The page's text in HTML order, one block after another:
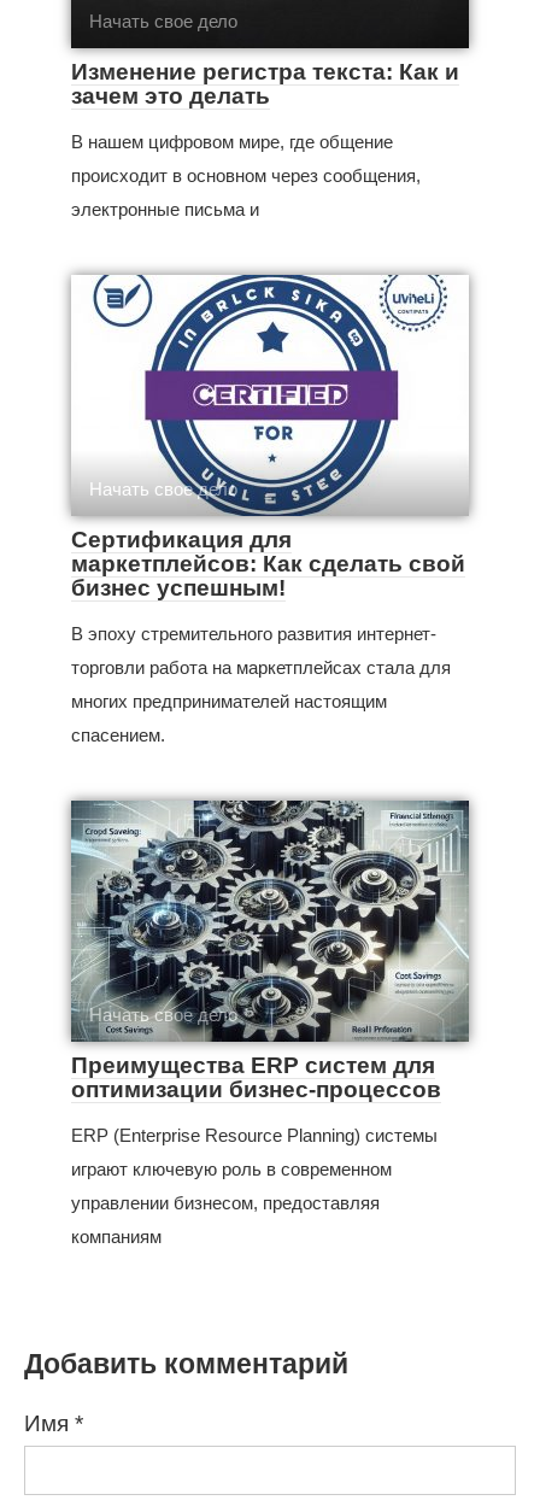
Начать свое дело
Изменение регистра текста: Как и
зачем это делать
В нашем цифровом мире, где общение
происходит в основном через сообщения,
электронные письма и
Начать свое дело
Сертификация для
маркетплейсов: Как сделать свой
бизнес успешным!
В эпоху стремительного развития интернет-
торговли работа на маркетплейсах стала для
многих предпринимателей настоящим
спасением.
Начать свое дело
Преимущества ERP систем для
оптимизации бизнес-процессов
ERP (Enterprise Resource Planning) системы
играют ключевую роль в современном
управлении бизнесом, предоставляя
компаниям
Добавить комментарий
Имя *